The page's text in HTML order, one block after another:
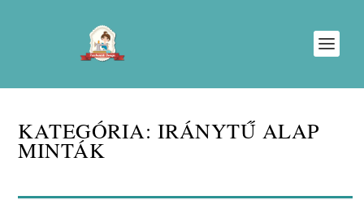
KATEGÓRIA: IRÁNYTŰ ALAP
MINTÁK